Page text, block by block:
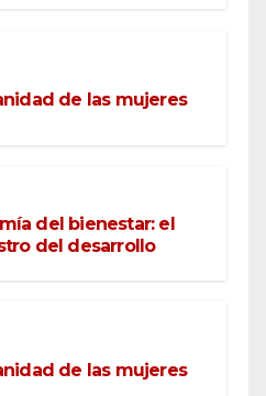
de las mujeres
del bienestar: el
del desarrollo
de las mujeres